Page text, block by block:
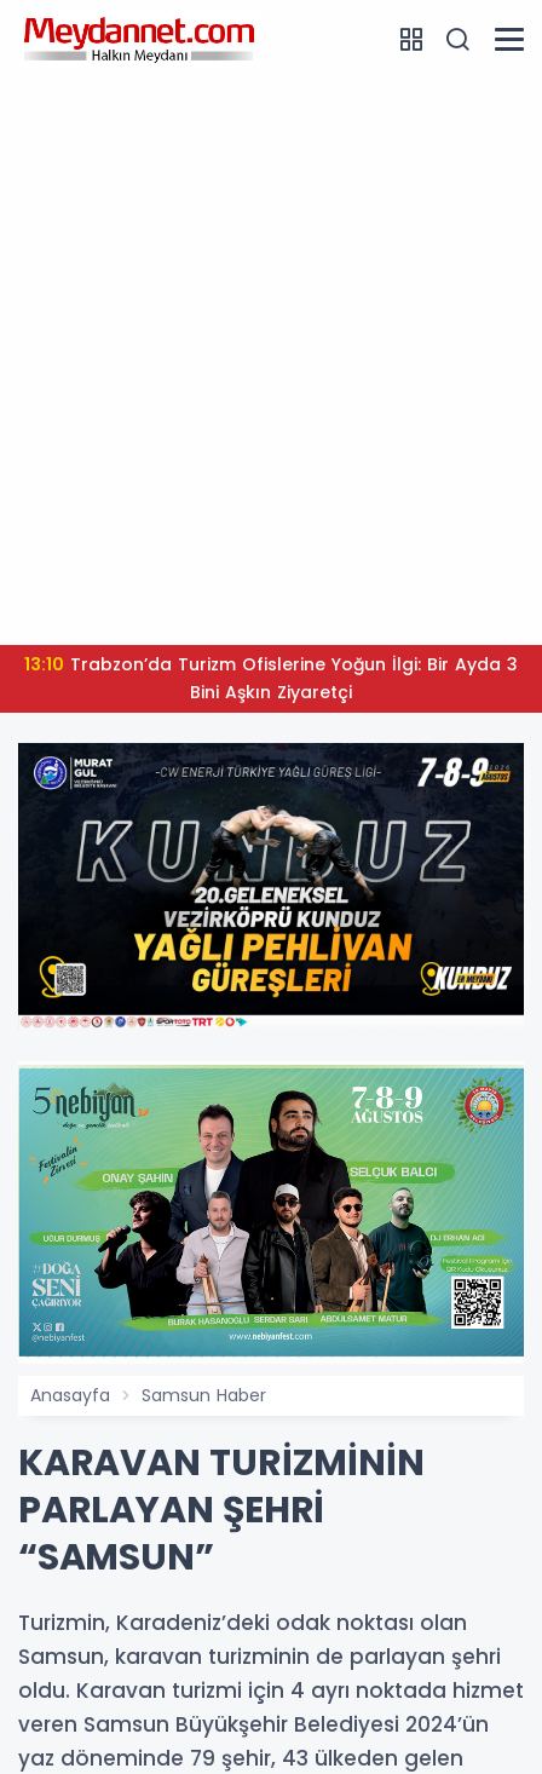
13:10
Bini Aşkın Ziyaretçi
Anasayfa Samsun Haber
KARAVAN TURİZMİNİN
PARLAYAN ŞEHRİ
“SAMSUN”
Turizmin, Karadeniz’deki odak noktası olan
Samsun, karavan turizminin de parlayan şehri
oldu. Karavan turizmi için 4 ayrı noktada hizmet
veren Samsun Büyükşehir Belediyesi 2024’ün
yaz döneminde 79 şehir, 43 ülkeden gelen